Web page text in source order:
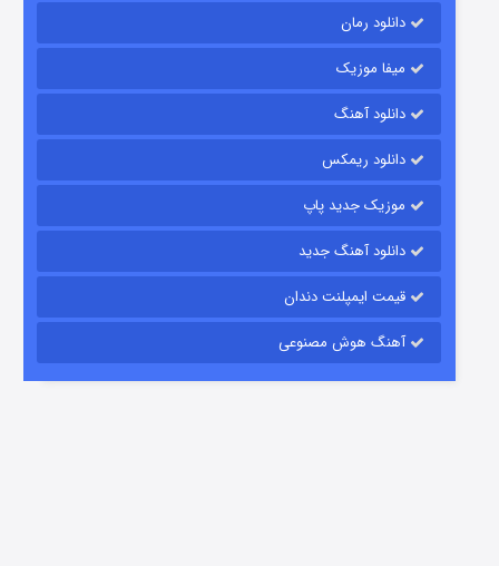
قسمت15 (دوبله) منتشر شد
دانلود رمان
میفا موزیک
دانلود آهنگ
دانلود ریمکس
موزیک جدید پاپ
دانلود آهنگ جدید
قیمت ایمپلنت دندان
آهنگ هوش مصنوعی